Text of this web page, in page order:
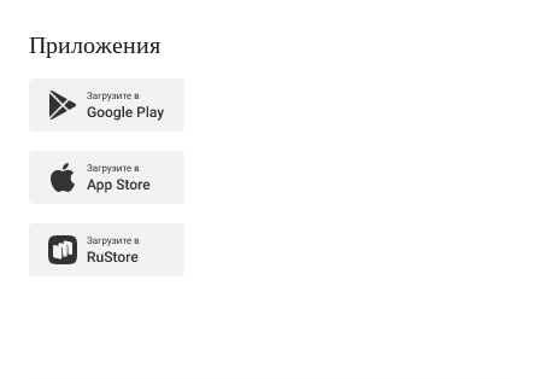
Приложения